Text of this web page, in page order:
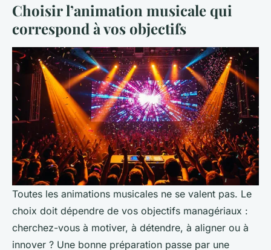
Choisir l’animation musicale qui
correspond à vos objectifs
Toutes les animations musicales ne se valent pas. Le
choix doit dépendre de vos objectifs managériaux :
cherchez-vous à motiver, à détendre, à aligner ou à
innover ? Une bonne préparation passe par une